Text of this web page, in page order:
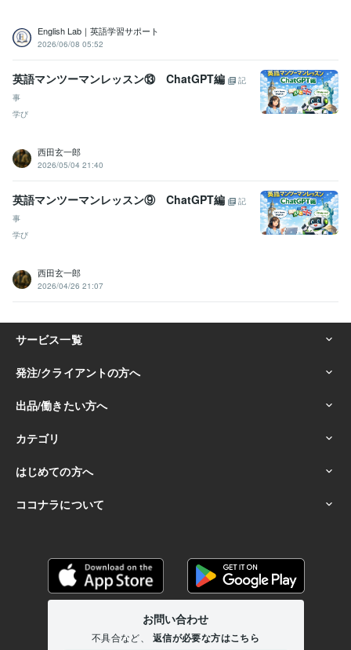
English Lab｜英語学習サポート
2026/06/08 05:52
英語マンツーマンレッスン⑬ ChatGPT編
記
事
学び
西田玄一郎
2026/05/04 21:40
英語マンツーマンレッスン⑨ ChatGPT編
記
事
学び
西田玄一郎
2026/04/26 21:07